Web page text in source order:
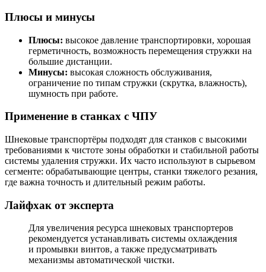
Плюсы и минусы
Плюсы: высокое давление транспортировки, хорошая
герметичность, возможность перемещения стружки на
большие дистанции.
Минусы: высокая сложность обслуживания,
ограничение по типам стружки (скрутка, влажность),
шумность при работе.
Применение в станках с ЧПУ
Шнековые транспортёры подходят для станков с высокими
требованиями к чистоте зоны обработки и стабильной работы
системы удаления стружки. Их часто используют в сырьевом
сегменте: обрабатывающие центры, станки тяжелого резания,
где важна точность и длительный режим работы.
Лайфхак от эксперта
Для увеличения ресурса шнековых транспортеров
рекомендуется устанавливать системы охлаждения
и промывки винтов, а также предусматривать
механизмы автоматической чистки.